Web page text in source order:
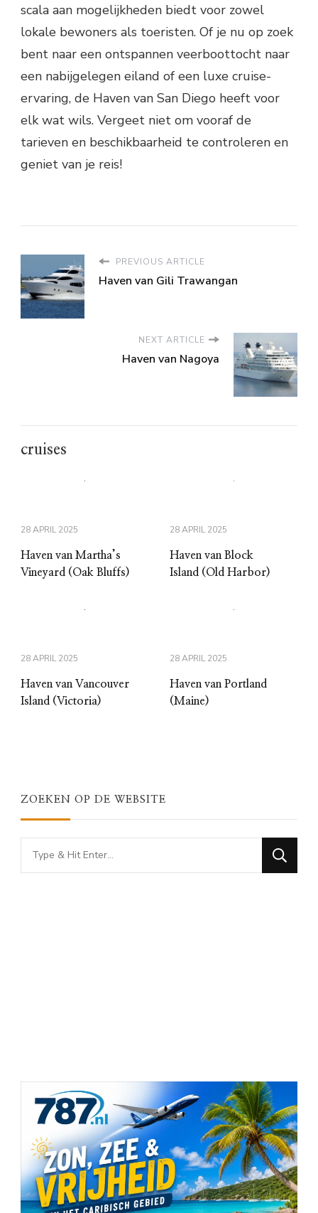
scala aan mogelijkheden biedt voor zowel
lokale bewoners als toeristen. Of je nu op zoek
bent naar een ontspannen veerboottocht naar
een nabijgelegen eiland of een luxe cruise-
ervaring, de Haven van San Diego heeft voor
elk wat wils. Vergeet niet om vooraf de
tarieven en beschikbaarheid te controleren en
geniet van je reis!
PREVIOUS ARTICLE
Haven van Gili Trawangan
NEXT ARTICLE
Haven van Nagoya
cruises
28 APRIL 2025
Haven van Martha’s
Vineyard (Oak Bluffs)
28 APRIL 2025
Haven van Block
Island (Old Harbor)
28 APRIL 2025
Haven van Vancouver
Island (Victoria)
28 APRIL 2025
Haven van Portland
(Maine)
ZOEKEN OP DE WEBSITE
Looking
for